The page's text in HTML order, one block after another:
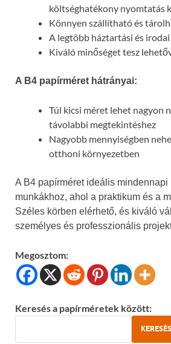
költséghatékony nyomtatás
Könnyen szállítható és
A legtöbb háztartási és
Kiváló minőséget tesz
A B4 papírméret hátrányai:
Túl kicsi méret lehet nagyon
távolabbi megtekintéshez
Nagyobb mennyiségben
otthoni környezetben
A B4 papírméret ideális mindennapi
munkákhoz, ahol a praktikum és a
Széles körben elérhető, és kiváló
személyes és professzionális
Megosztom:
Keresés a papírméretek között:
KERESÉS